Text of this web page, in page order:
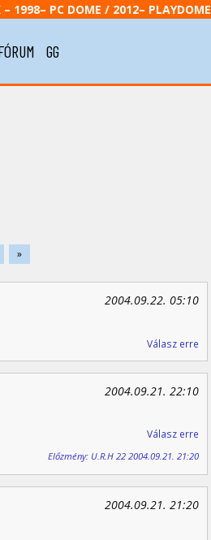
– 1998– PC DOME / 2012– PLAYDOME
GG
»
2004.09.22. 05:10
Válasz erre
2004.09.21. 22:10
Válasz erre
Előzmény: U.R.H 22 2004.09.21. 21:20
2004.09.21. 21:20